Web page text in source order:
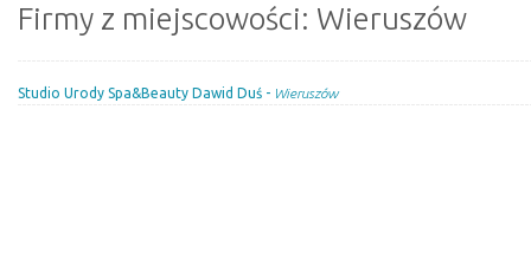
Firmy z miejscowości: Wieruszów
Studio Urody Spa&Beauty Dawid Duś - Wieruszów